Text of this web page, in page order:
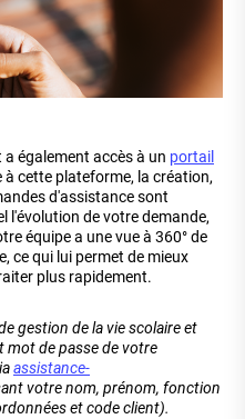
également accès à un portail
à cette plateforme, la création,
d'assistance sont
l'évolution de votre demande,
équipe a une vue à 360° de
ce qui lui permet de mieux
plus rapidement.
gestion de la vie scolaire et
mot de passe de votre
assistance-
votre nom, prénom, fonction
et code client).